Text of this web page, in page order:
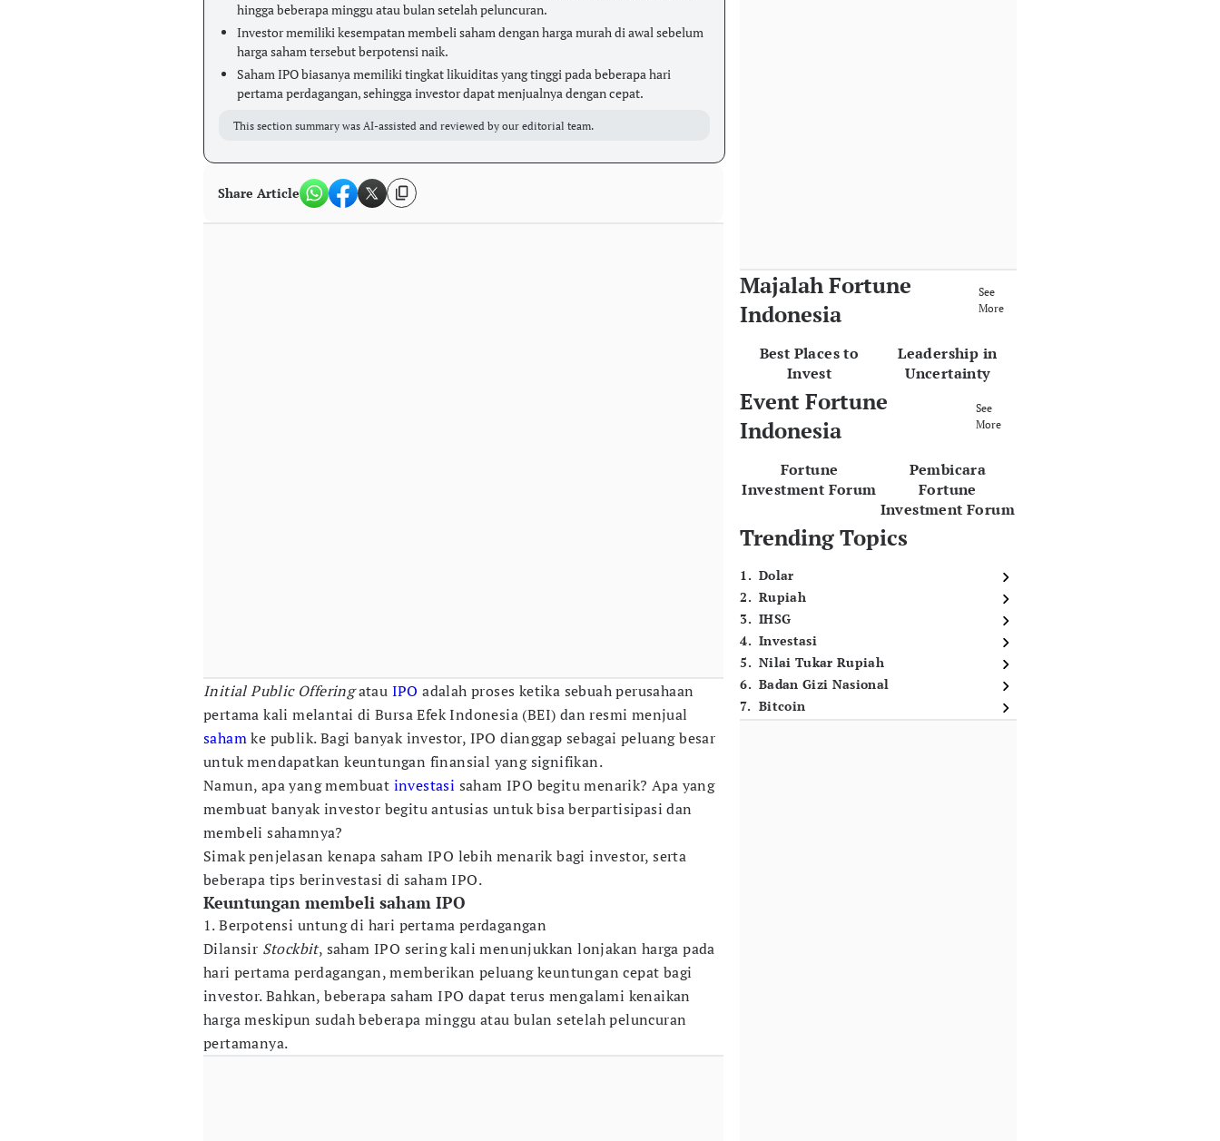
hingga beberapa minggu atau bulan setelah peluncuran.
Investor memiliki kesempatan membeli saham dengan harga murah di awal sebelum
harga saham tersebut berpotensi naik.
Saham IPO biasanya memiliki tingkat likuiditas yang tinggi pada beberapa hari
pertama perdagangan, sehingga investor dapat menjualnya dengan cepat.
This section summary was AI-assisted and reviewed by our editorial team.
Share Article
Initial Public Offeringatau IPO adalah proses ketika sebuah perusahaan
pertama kali melantai di Bursa Efek Indonesia (BEI) dan resmi menjual
sahamke publik. Bagi banyak investor, IPO dianggap sebagai peluang besar
untuk mendapatkan keuntungan finansial yang signifikan.
Namun, apa yang membuat investasi saham IPO begitu menarik? Apa yang
membuat banyak investor begitu antusias untuk bisa berpartisipasi dan
membeli sahamnya?
Simak penjelasan kenapa saham IPO lebih menarik bagi investor, serta
beberapa tips berinvestasi di saham IPO.
Keuntungan membeli saham IPO
1. Berpotensi untung di hari pertama perdagangan
Dilansir Stockbit, saham IPO sering kali menunjukkan lonjakan harga pada
hari pertama perdagangan, memberikan peluang keuntungan cepat bagi
investor. Bahkan, beberapa saham IPO dapat terus mengalami kenaikan
harga meskipun sudah beberapa minggu atau bulan setelah peluncuran
pertamanya.
Majalah Fortune
Indonesia
See
More
Best Places to
Invest
Leadership in
Uncertainty
Event Fortune
Indonesia
See
More
Fortune
Investment Forum
Pembicara
Fortune
Investment Forum
Trending Topics
1. Dolar
2. Rupiah
3. IHSG
4. Investasi
5. Nilai Tukar Rupiah
6. Badan Gizi Nasional
7. Bitcoin